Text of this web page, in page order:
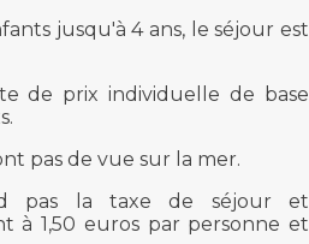
jusqu'à 4 ans, le séjour est
de prix individuelle de base
pas de vue sur la mer.
pas la taxe de séjour et
à 1,50 euros par personne et